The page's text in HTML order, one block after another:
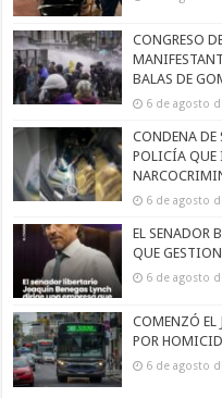
CONGRESO
BALAS DE
6 de agosto
CONDENA DE
POLICÍA QUE
6 de agosto
EL SENADOR
QUE
6 de agosto
COMENZÓ EL
POR
6 de agosto